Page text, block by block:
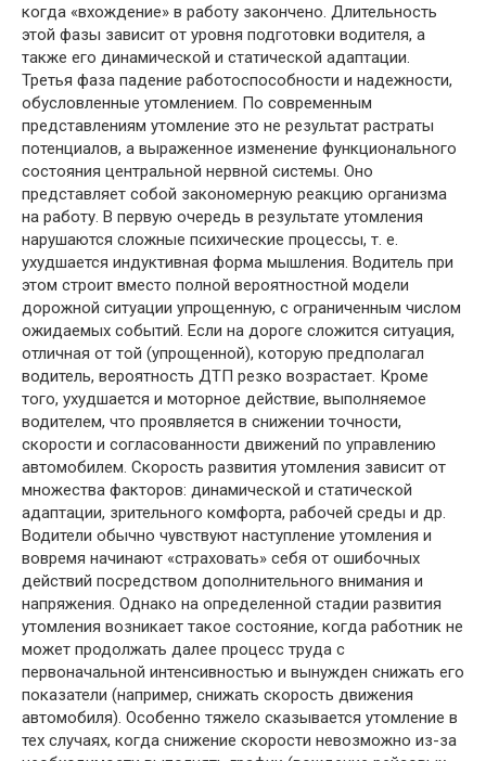
когда «вхождение» в работу закончено. Длительность
этой фазы зависит от уровня подготовки водителя, а
также его динамической и статической адаптации.
Третья фаза падение работоспособности и надежности,
обусловленные утомлением. По современным
представлениям утомление это не результат растраты
потенциалов, а выраженное изменение функционального
состояния центральной нервной системы. Оно
представляет собой закономерную реакцию организма
на работу. В первую очередь в результате утомления
нарушаются сложные психические процессы, т. е.
ухудшается индуктивная форма мышления. Водитель при
этом строит вместо полной вероятностной модели
дорожной ситуации упрощенную, с ограниченным числом
ожидаемых событий. Если на дороге сложится ситуация,
отличная от той (упрощенной), которую предполагал
водитель, вероятность ДТП резко возрастает. Кроме
того, ухудшается и моторное действие, выполняемое
водителем, что проявляется в снижении точности,
скорости и согласованности движений по управлению
автомобилем. Скорость развития утомления зависит от
множества факторов: динамической и статической
адаптации, зрительного комфорта, рабочей среды и др.
Водители обычно чувствуют наступление утомления и
вовремя начинают «страховать» себя от ошибочных
действий посредством дополнительного внимания и
напряжения. Однако на определенной стадии развития
утомления возникает такое состояние, когда работник не
может продолжать далее процесс труда с
первоначальной интенсивностью и вынужден снижать его
показатели (например, снижать скорость движения
автомобиля). Особенно тяжело сказывается утомление в
тех случаях, когда снижение скорости невозможно из-за